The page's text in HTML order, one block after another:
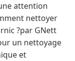
attention
nettoyer
?par GNett
un nettoyage
et